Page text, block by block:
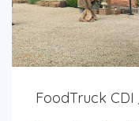
FoodTruck